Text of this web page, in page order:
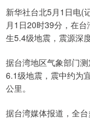
新华社台北5月1日电(
月1日20时39分，在
生5.4级地震，震源深
据台湾地区气象部门
6.1级地震，震中约为
公里。
据台湾媒体报道，全